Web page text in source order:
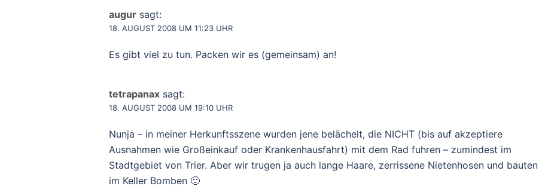
augur sagt:
18. AUGUST 2008 UM 11:23 UHR
Es gibt viel zu tun. Packen wir es (gemeinsam) an!
tetrapanax sagt:
18. AUGUST 2008 UM 19:10 UHR
Nunja – in meiner Herkunftsszene wurden jene belächelt, die NICHT (bis auf akzeptiere
Ausnahmen wie Großeinkauf oder Krankenhausfahrt) mit dem Rad fuhren – zumindest im
Stadtgebiet von Trier. Aber wir trugen ja auch lange Haare, zerrissene Nietenhosen und bauten
im Keller Bomben 🙂